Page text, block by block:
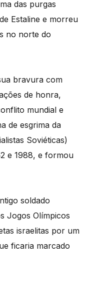
das purgas
Estaline e morreu
no norte do
bravura com
de honra,
mundial e
de esgrima da
Soviéticas)
e 1988, e formou
soldado
Jogos Olímpicos
israelitas por um
ficaria marcado